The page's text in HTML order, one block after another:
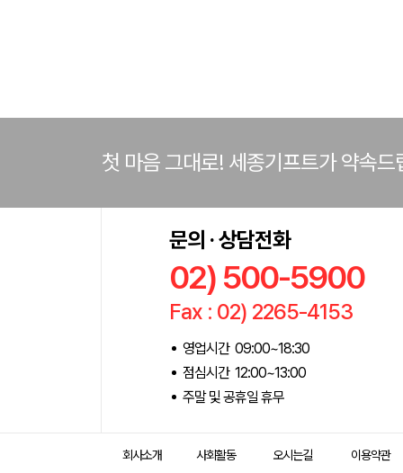
첫 마음 그대로! 세종기프트가 약속드
문의 · 상담전화
02) 500-5900
Fax : 02) 2265-4153
영업시간 09:00~18:30
점심시간 12:00~13:00
주말 및 공휴일 휴무
회사소개 사회활동 오시는길 이용약관